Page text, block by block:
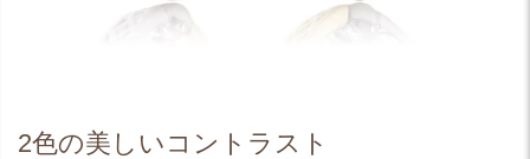
2色の美しいコントラスト